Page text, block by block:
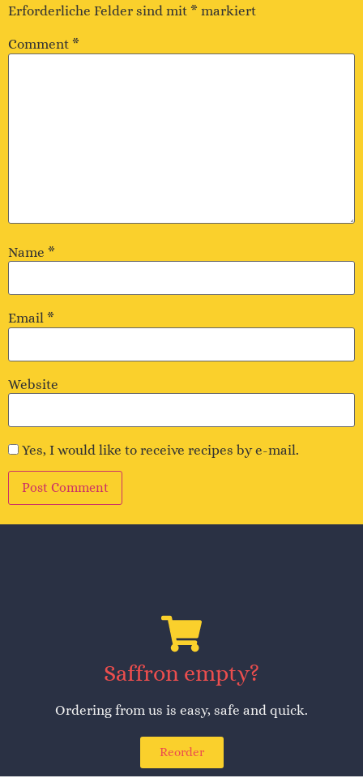
Erforderliche Felder sind mit * markiert
Comment *
Name *
Email *
Website
Yes, I would like to receive recipes by e-mail.
Alternative:
Saffron empty?
Ordering from us is easy, safe and quick.
Reorder